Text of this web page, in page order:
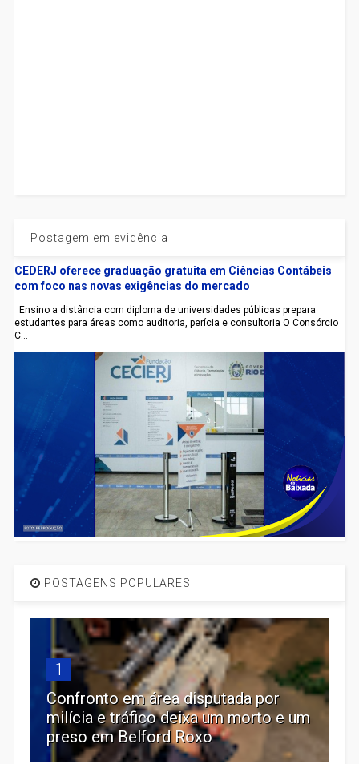
Postagem em evidência
CEDERJ oferece graduação gratuita em Ciências Contábeis
com foco nas novas exigências do mercado
Ensino a distância com diploma de universidades públicas prepara
estudantes para áreas como auditoria, perícia e consultoria O Consórcio
C...
POSTAGENS POPULARES
1
Confronto em área disputada por
milícia e tráfico deixa um morto e um
preso em Belford Roxo